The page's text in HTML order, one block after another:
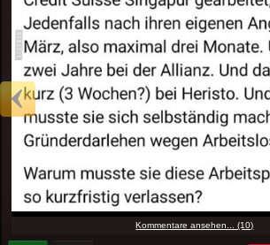
Kommentare ansehen... (10)